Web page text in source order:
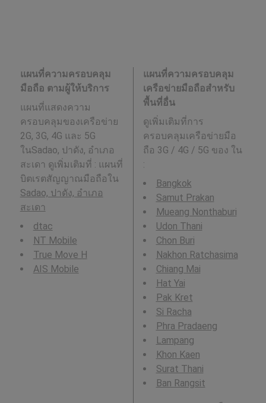
แผนที่ความครอบคลุม
มือถือ ตามผู้ให้บริการ
แผนที่แสดงความ
ครอบคลุมของเครือข่าย
2G, 3G, 4G และ 5G
ในSadao, ปาดัง, อำเภอ
สะเดา ดูเพิ่มเติมที่ : แผนที่
บิตเรตสัญญาณมือถือใน
Sadao, ปาดัง, อำเภอ
สะเดา
dtac
NT Mobile
True Move H
AIS Mobile
แผนที่ความครอบคลุม
เครือข่ายมือถือสำหรับ
พื้นที่อื่น
ดูเพิ่มเติมที่การ
ครอบคลุมเครือข่ายมือ
ถือ 3G / 4G / 5G ของ ใน
:
Bangkok
Samut Prakan
Mueang Nonthaburi
Udon Thani
Chon Buri
Nakhon Ratchasima
Chiang Mai
Hat Yai
Pak Kret
Si Racha
Phra Pradaeng
Lampang
Khon Kaen
Surat Thani
Ban Rangsit